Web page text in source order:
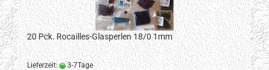
20 Pck. Rocailles-Glasperlen 18/0 1mm
Lieferzeit: 3-7Tage